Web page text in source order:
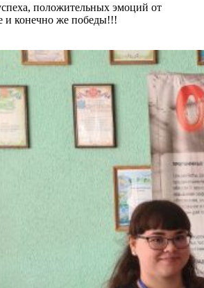
положительных эмоций от
и конечно же победы!!!